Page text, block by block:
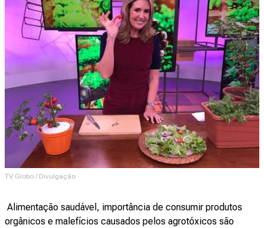
TV Globo / Divulgação
Alimentação saudável, importância de consumir produtos
orgânicos e malefícios causados pelos agrotóxicos são